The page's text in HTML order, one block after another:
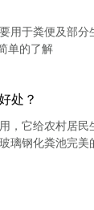
用于粪便及部
单的了解
处？
，它给农村居
璃钢化粪池完